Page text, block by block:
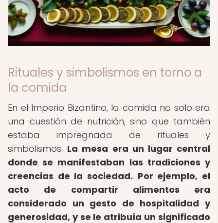
Rituales y simbolismos en torno a
la comida
En el Imperio Bizantino, la comida no solo era
una cuestión de nutrición, sino que también
estaba impregnada de rituales y
simbolismos. La mesa era un lugar central
donde se manifestaban las tradiciones y
creencias de la sociedad. Por ejemplo, el
acto de compartir alimentos era
considerado un gesto de hospitalidad y
generosidad, y se le atribuía un significado